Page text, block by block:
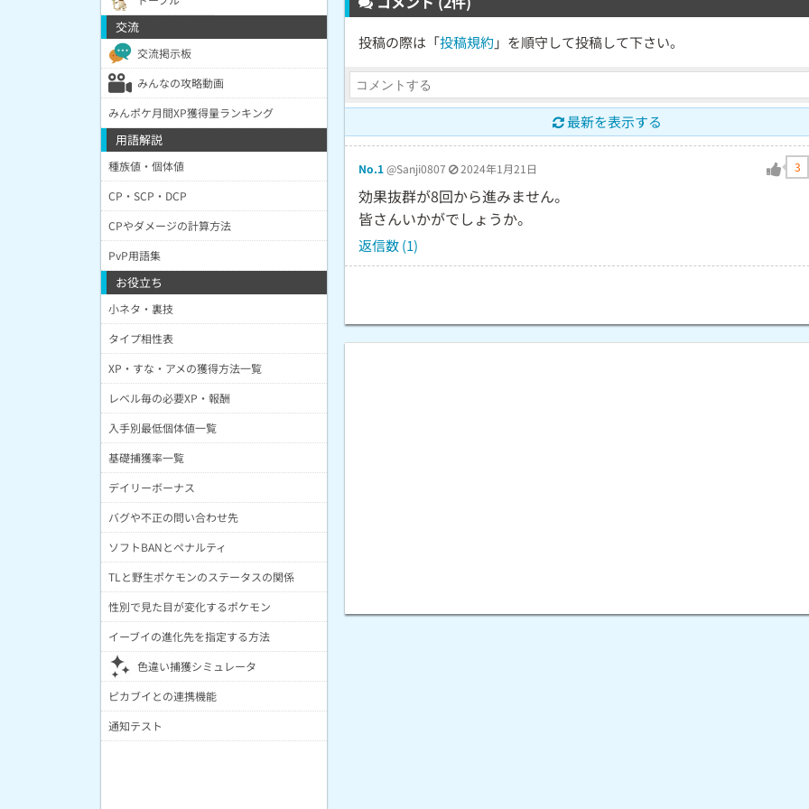
投稿の際は「投稿規約 」を順守して投稿して下さい。
最新を表示する
No.1@Sanji0807 2024年1月21日 3
効果抜群が8回から進みません。
皆さんいかがでしょうか。
返信数 (1)
交流
交流掲示板
みんなの攻略動画
みんポケ月間XP獲得量ランキング
用語解説
種族値・個体値
CP・SCP・DCP
CPやダメージの計算方法
PvP用語集
お役立ち
小ネタ・裏技
タイプ相性表
XP・すな・アメの獲得方法一覧
レベル毎の必要XP・報酬
入手別最低個体値一覧
基礎捕獲率一覧
デイリーボーナス
バグや不正の問い合わせ先
ソフトBANとペナルティ
TLと野生ポケモンのステータスの関係
性別で見た目が変化するポケモン
イーブイの進化先を指定する方法
色違い捕獲シミュレータ
ピカブイとの連携機能
通知テスト